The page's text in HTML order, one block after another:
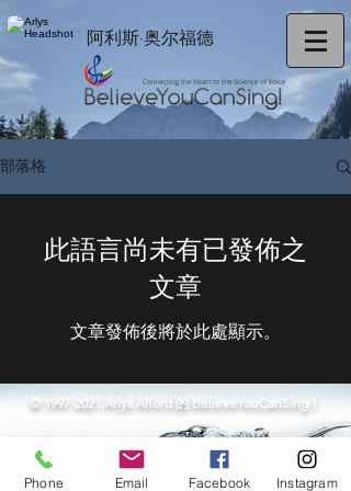
阿利斯·奥尔福德
部落格
此語言尚未有已發佈之
文章
文章發佈後將於此處顯示。
© 1997-2021 Arlys Alford 的 BelieveYouCanSing！
Phone Email Facebook Instagram